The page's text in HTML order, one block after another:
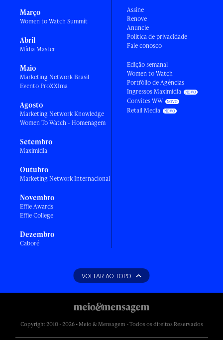
Março
Women to Watch Summit
Abril
Mídia Master
Maio
Marketing Network Brasil
Evento ProXXIma
Agosto
Marketing Network Knowledge
Women To Watch - Homenagem
Setembro
Maximídia
Outubro
Marketing Network Internacional
Novembro
Effie Awards
Effie College
Dezembro
Caboré
Assine
Renove
Anuncie
Política de privacidade
Fale conosco
Edição semanal
Women to Watch
Portfólio de Agências
Ingressos Maximídia
Convites WW
Retail Media
VOLTAR AO TOPO
Copyright 2010 - 2026 • Meio & Mensagem - Todos os direitos Reservados